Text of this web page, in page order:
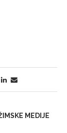
MEDIJE